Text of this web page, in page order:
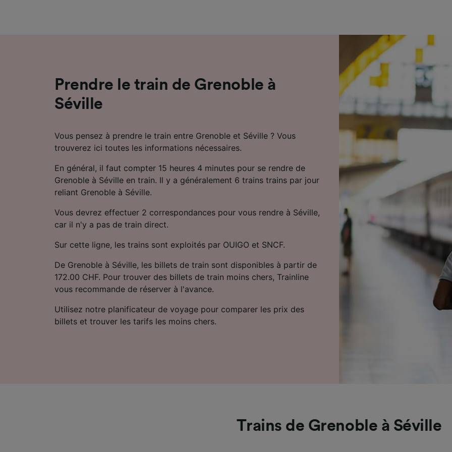
Prendre le train de Grenoble à
Séville
Vous pensez à prendre le train entre Grenoble et Séville ? Vous
trouverez ici toutes les informations nécessaires.
En général, il faut compter 15 heures 4 minutes pour se rendre de
Grenoble à Séville en train. Il y a généralement 6 trains trains par jour
reliant Grenoble à Séville.
Vous devrez effectuer 2 correspondances pour vous rendre à Séville,
car il n'y a pas de train direct.
Sur cette ligne, les trains sont exploités par OUIGO et SNCF.
De Grenoble à Séville, les billets de train sont disponibles à partir de
172.00 CHF. Pour trouver des billets de train moins chers, Trainline
vous recommande de réserver à l'avance.
Utilisez notre planificateur de voyage pour comparer les prix des
billets et trouver les tarifs les moins chers.
Trains de Grenoble à Séville